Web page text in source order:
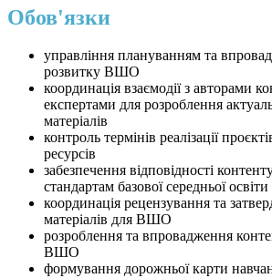
Обов'язки
управління плануванням та
розвитку ВШО
координація взаємодії з авторами
експертами для розроблення
матеріалів
⁠контроль термінів реалізації
ресурсів
⁠забезпечення відповідності
стандартам базової середньої
⁠координація рецензування та
матеріалів для ВШО
⁠розроблення та впровадження
ВШО
⁠формування дорожньої карти